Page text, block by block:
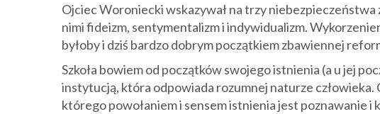
Ojciec Woroniecki wskazywał na trzy niebezpieczeństwa
nimi fideizm, sentymentalizm i indywidualizm.
byłoby i dziś bardzo dobrym początkiem zbawiennej
Szkoła bowiem od początków swojego istnienia (a u jej
instytucją, która odpowiada rozumnej naturze człowieka.
którego powołaniem i sensem istnienia jest poznawanie i